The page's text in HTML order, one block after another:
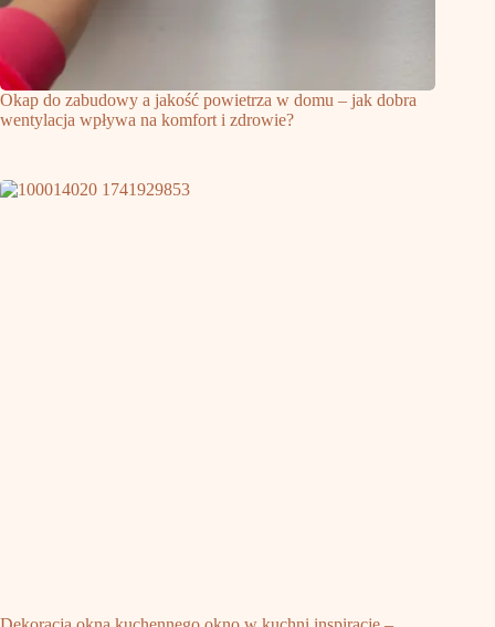
Okap do zabudowy a jakość powietrza w domu – jak dobra
wentylacja wpływa na komfort i zdrowie?